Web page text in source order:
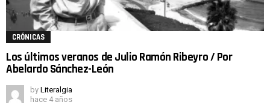
CRÓNICAS
Los últimos veranos de Julio Ramón Ribeyro / Por
Abelardo Sánchez-León
by Literalgia
hace 4 años